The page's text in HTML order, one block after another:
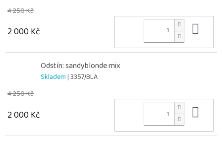
4 250 Kč
2 000 Kč
Odstín: sandyblonde mix
Skladem| 3357/BLA
4 250 Kč
2 000 Kč